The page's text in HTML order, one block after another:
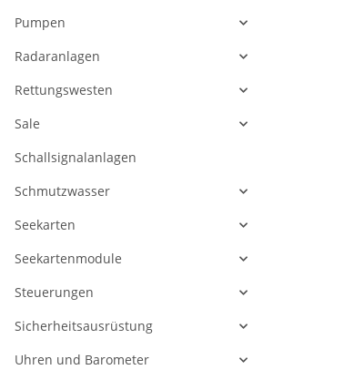
Pumpen
Radaranlagen
Rettungswesten
Sale
Schallsignalanlagen
Schmutzwasser
Seekarten
Seekartenmodule
Steuerungen
Sicherheitsausrüstung
Uhren und Barometer